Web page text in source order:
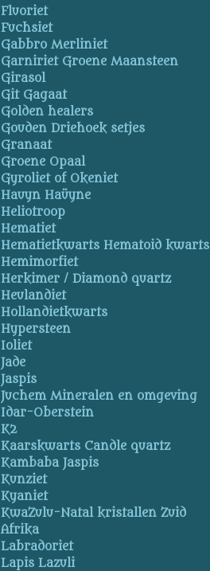
Fluoriet
Fuchsiet
Gabbro Merliniet
Garniriet Groene Maansteen
Girasol
Git Gagaat
Golden healers
Gouden Driehoek setjes
Granaat
Groene Opaal
Gyroliet of Okeniet
Hauyn Haüyne
Heliotroop
Hematiet
Hematietkwarts Hematoid kwarts
Hemimorfiet
Herkimer / Diamond quartz
Heulandiet
Hollandietkwarts
Hypersteen
Ioliet
Jade
Jaspis
Juchem Mineralen en omgeving
Idar-Oberstein
K2
Kaarskwarts Candle quartz
Kambaba Jaspis
Kunziet
Kyaniet
KwaZulu-Natal kristallen Zuid
Afrika
Labradoriet
Lapis Lazuli